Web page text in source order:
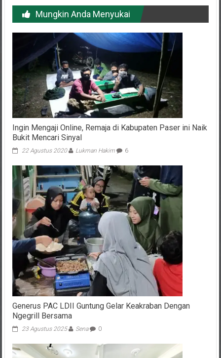
Mungkin Anda Menyukai
Ingin Mengaji Online, Remaja di Kabupaten Paser ini Naik
Bukit Mencari Sinyal
22 Agustus 2020 Lukman Hakim 6
Generus PAC LDII Guntung Gelar Keakraban Dengan
Ngegrill Bersama
23 Agustus 2025 Sena 0